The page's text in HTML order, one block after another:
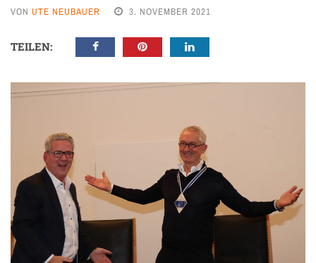
VON UTE NEUBAUER 3. NOVEMBER 2021
TEILEN: